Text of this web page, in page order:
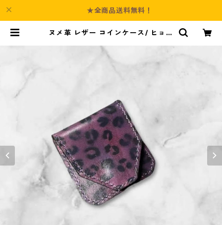
★全商品送料無料！
ヌメ革 レザー コインケース/ ヒョウ